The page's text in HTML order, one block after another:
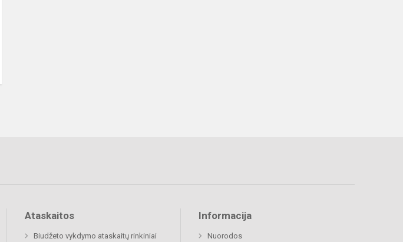
Ataskaitos
Biudžeto vykdymo ataskaitų rinkiniai
Informacija
Nuorodos